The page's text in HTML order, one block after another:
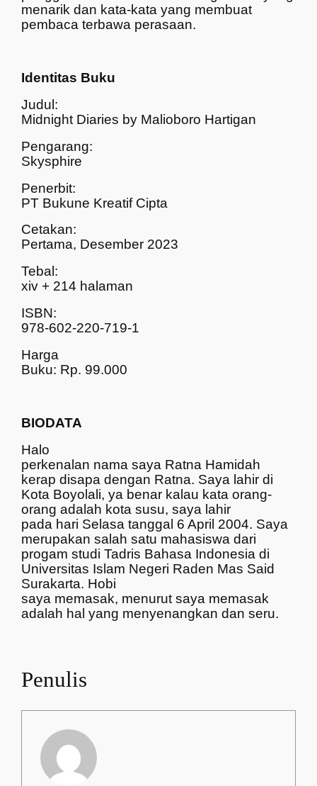
menarik dan kata-kata yang membuat
pembaca terbawa perasaan.
Identitas Buku
Judul:
Midnight Diaries by Malioboro Hartigan
Pengarang:
Skysphire
Penerbit:
PT Bukune Kreatif Cipta
Cetakan:
Pertama, Desember 2023
Tebal:
xiv + 214 halaman
ISBN:
978-602-220-719-1
Harga
Buku: Rp. 99.000
BIODATA
Halo
perkenalan nama saya Ratna Hamidah
kerap disapa dengan Ratna. Saya lahir di
Kota Boyolali, ya benar kalau kata orang-
orang adalah kota susu, saya lahir
pada hari Selasa tanggal 6 April 2004. Saya
merupakan salah satu mahasiswa dari
progam studi Tadris Bahasa Indonesia di
Universitas Islam Negeri Raden Mas Said
Surakarta. Hobi
saya memasak, menurut saya memasak
adalah hal yang menyenangkan dan seru.
Penulis